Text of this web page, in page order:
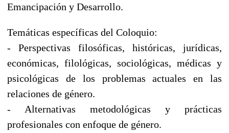
Emancipación y Desarrollo.
Temáticas específicas del Coloquio:
- Perspectivas filosóficas, históricas, jurídicas,
económicas, filológicas, sociológicas, médicas y
psicológicas de los problemas actuales en las
relaciones de género.
- Alternativas metodológicas y prácticas
profesionales con enfoque de género.